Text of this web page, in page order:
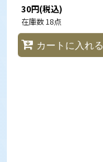
30円(税込)
在庫数 18点
カートに入れる